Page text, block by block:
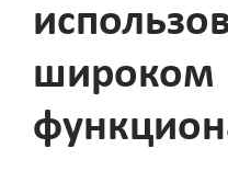
широком